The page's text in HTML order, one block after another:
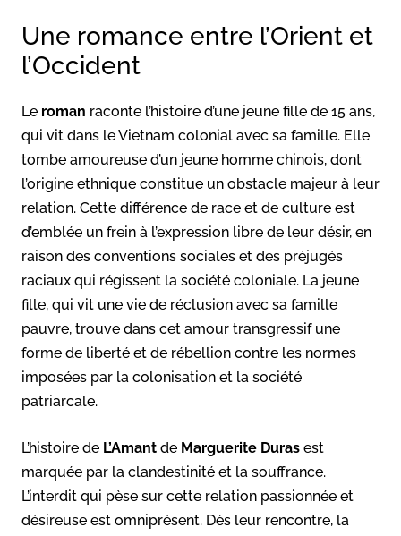
Une romance entre l’Orient et
l’Occident
Le roman raconte l’histoire d’une jeune fille de 15 ans,
qui vit dans le Vietnam colonial avec sa famille. Elle
tombe amoureuse d’un jeune homme chinois, dont
l’origine ethnique constitue un obstacle majeur à leur
relation. Cette différence de race et de culture est
d’emblée un frein à l’expression libre de leur désir, en
raison des conventions sociales et des préjugés
raciaux qui régissent la société coloniale. La jeune
fille, qui vit une vie de réclusion avec sa famille
pauvre, trouve dans cet amour transgressif une
forme de liberté et de rébellion contre les normes
imposées par la colonisation et la société
patriarcale.
L’histoire de L’Amant de Marguerite Duras est
marquée par la clandestinité et la souffrance.
L’interdit qui pèse sur cette relation passionnée et
désireuse est omniprésent. Dès leur rencontre, la